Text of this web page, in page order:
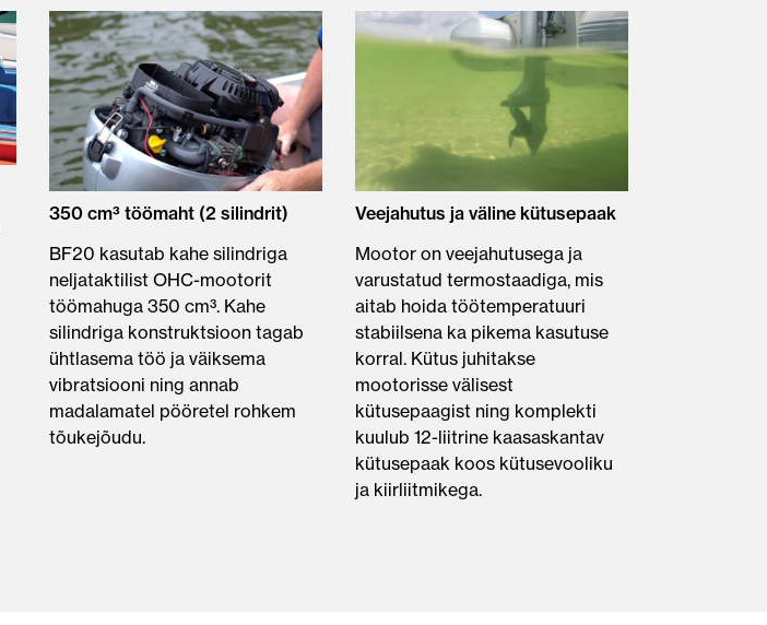
350 cm³ töömaht (2 silindrit)
BF20 kasutab kahe silindriga
neljataktilist OHC-mootorit
töömahuga 350 cm³. Kahe
silindriga konstruktsioon tagab
ühtlasema töö ja väiksema
vibratsiooni ning annab
madalamatel pööretel rohkem
tõukejõudu.
Veejahutus ja väline kütusepaak
Mootor on veejahutusega ja
varustatud termostaadiga, mis
aitab hoida töötemperatuuri
stabiilsena ka pikema kasutuse
korral. Kütus juhitakse
mootorisse välisest
kütusepaagist ning komplekti
kuulub 12-liitrine kaasaskantav
kütusepaak koos kütusevooliku
ja kiirliitmikega.